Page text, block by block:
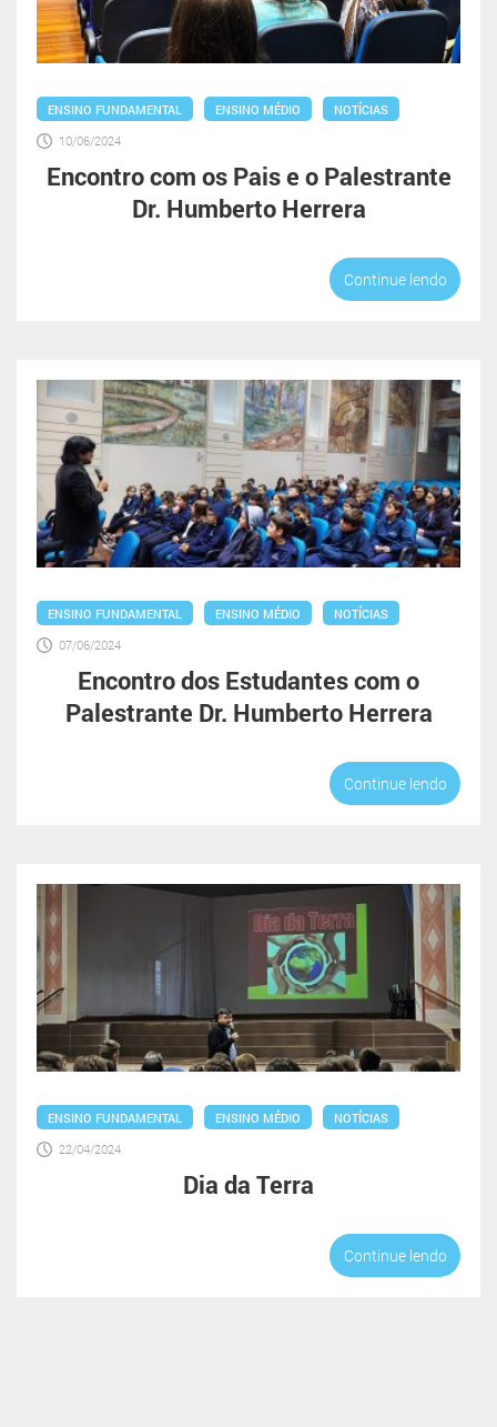
ENSINO FUNDAMENTAL ENSINO MÉDIO
NOTÍCIAS
10/06/2024
Encontro com os Pais e o Palestrante
Dr. Humberto Herrera
Continue lendo
ENSINO FUNDAMENTAL ENSINO MÉDIO
NOTÍCIAS
07/06/2024
Encontro dos Estudantes com o
Palestrante Dr. Humberto Herrera
Continue lendo
ENSINO FUNDAMENTAL ENSINO MÉDIO
NOTÍCIAS
22/04/2024
Dia da Terra
Continue lendo